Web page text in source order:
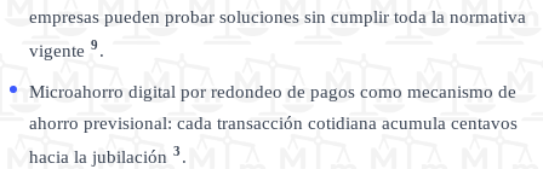
empresas pueden probar soluciones sin cumplir toda la normativa
vigente 9 .
Microahorro digital por redondeo de pagos como mecanismo de
ahorro previsional: cada transacción cotidiana acumula centavos
hacia la jubilación 3 .